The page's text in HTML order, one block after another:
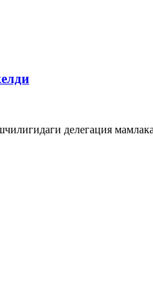
делегация